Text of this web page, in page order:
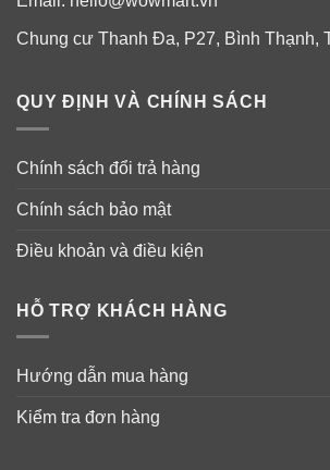
Hạn chế quá trình lão hóa da, giúp
kể các vết nhăn trên da.
được cải thiện tốt hơn, giúp làn da
trắng hồng tự nhiên.
Củng cố cấu trúc tế bào da, giúp da
hơn với các tác động từ môi trường
Chung cư Thanh Đa, P27, Bình Thạnh,
QUY ĐỊNH VÀ CHÍNH SÁCH
Chính sách đổi trả hàng
Chính sách bảo mật
Điều khoản và điều kiện
HỖ TRỢ KHÁCH HÀNG
Hướng dẫn mua hàng
Kiểm tra đơn hàng